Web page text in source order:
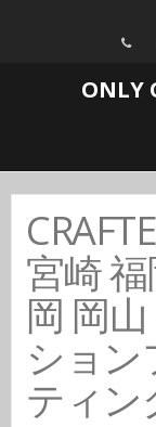
ONLY
宮崎
岡 岡
ション
ティン